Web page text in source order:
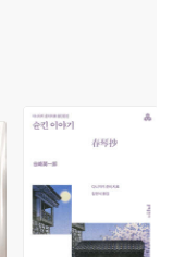
제재, 문장, 표현
날 미스터리, 서스
전 문